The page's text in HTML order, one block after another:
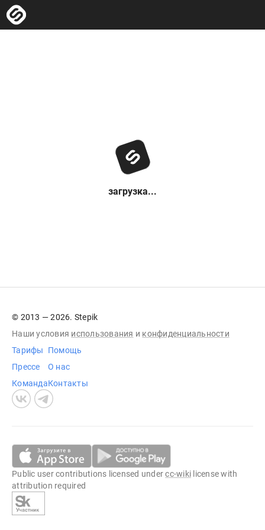
загрузка...
© 2013 — 2026. Stepik
Наши условия использования и конфиденциальности
Тарифы
Прессе
Команда
Помощь
О нас
Контакты
Public user contributions licensed undercc-wiki license with
attribution required